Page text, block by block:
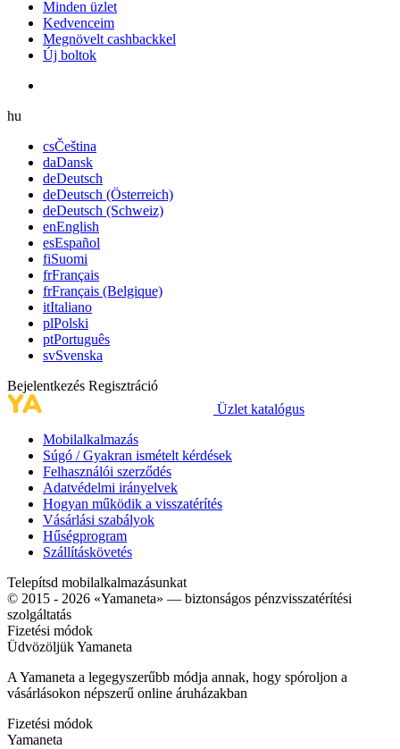
Minden üzlet
Kedvenceim
Megnövelt cashbackkel
Új boltok
hu
csČeština
daDansk
deDeutsch
deDeutsch (Österreich)
deDeutsch (Schweiz)
enEnglish
esEspañol
fiSuomi
frFrançais
frFrançais (Belgique)
itItaliano
plPolski
ptPortuguês
svSvenska
Bejelentkezés Regisztráció
Üzlet katalógus
Mobilalkalmazás
Súgó / Gyakran ismételt kérdések
Felhasználói szerződés
Adatvédelmi irányelvek
Hogyan működik a visszatérítés
Vásárlási szabályok
Hűségprogram
Szállításkövetés
Telepítsd mobilalkalmazásunkat
© 2015 - 2026 «Yamaneta» — biztonságos pénzvisszatérítési
szolgáltatás
Fizetési módok
ÜdvözöljükYamaneta
A Yamaneta a legegyszerűbb módja annak, hogy spóroljon a
vásárlásokon népszerű online áruházakban
Fizetési módok
Yamaneta